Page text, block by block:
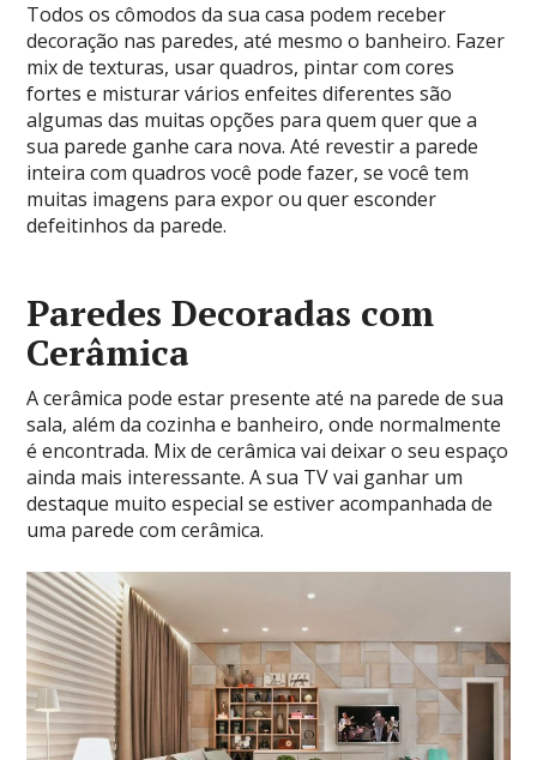
Todos os cômodos da sua casa podem receber
decoração nas paredes, até mesmo o banheiro. Fazer
mix de texturas, usar quadros, pintar com cores
fortes e misturar vários enfeites diferentes são
algumas das muitas opções para quem quer que a
sua parede ganhe cara nova. Até revestir a parede
inteira com quadros você pode fazer, se você tem
muitas imagens para expor ou quer esconder
defeitinhos da parede.
Paredes Decoradas com
Cerâmica
A cerâmica pode estar presente até na parede de sua
sala, além da cozinha e banheiro, onde normalmente
é encontrada. Mix de cerâmica vai deixar o seu espaço
ainda mais interessante. A sua TV vai ganhar um
destaque muito especial se estiver acompanhada de
uma parede com cerâmica.